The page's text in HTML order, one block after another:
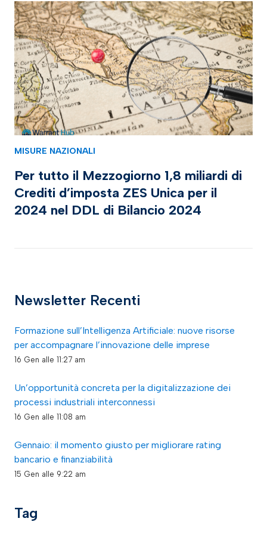
MISURE NAZIONALI
Per tutto il Mezzogiorno 1,8 miliardi di
Crediti d’imposta ZES Unica per il
2024 nel DDL di Bilancio 2024
Newsletter Recenti
Formazione sull’Intelligenza Artificiale: nuove risorse
per accompagnare l’innovazione delle imprese
16 Gen alle 11:27 am
Un’opportunità concreta per la digitalizzazione dei
processi industriali interconnessi
16 Gen alle 11:08 am
Gennaio: il momento giusto per migliorare rating
bancario e finanziabilità
15 Gen alle 9:22 am
Tag